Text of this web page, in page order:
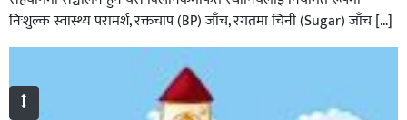
निःशुल्क स्वास्थ्य परामर्श, रक्तचाप (BP) जाँच, रगतमा चिनी (Sugar) जाँच […]